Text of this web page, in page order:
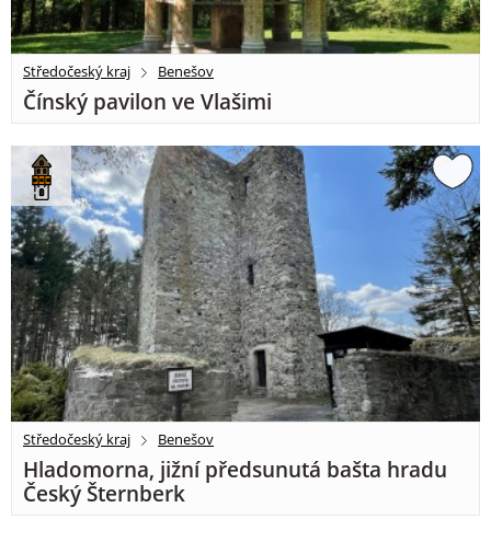
Středočeský kraj Benešov
Čínský pavilon ve Vlašimi
Středočeský kraj Benešov
Hladomorna, jižní předsunutá bašta hradu
Český Šternberk